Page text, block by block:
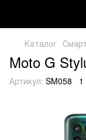
Каталог
Moto G
Артикул: SM058 1